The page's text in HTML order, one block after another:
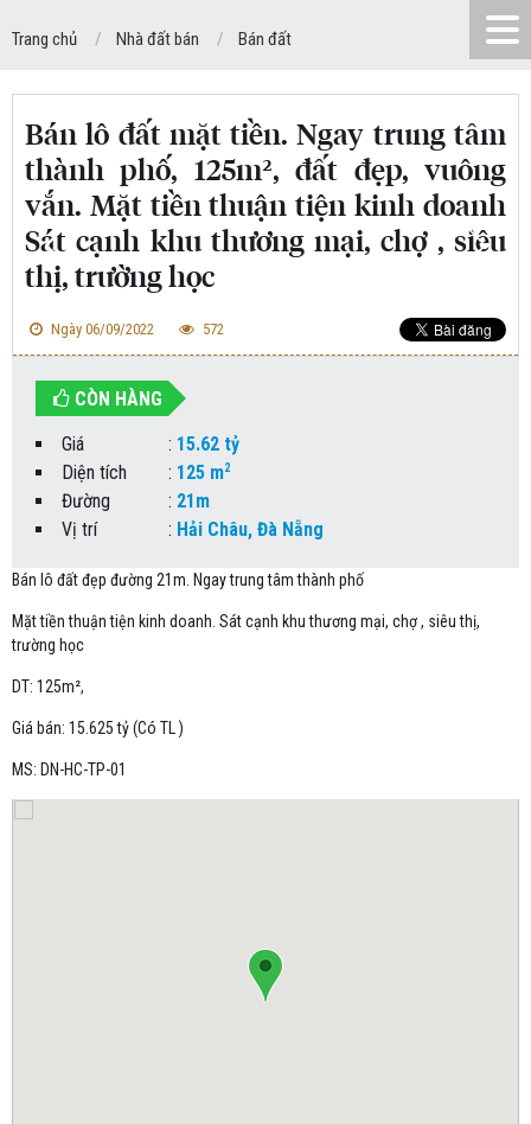
Trang chủ Nhà đất bán Bán đất
Bán lô đất mặt tiền. Ngay trung tâm
thành phố, 125m², đất đẹp, vuông
vắn. Mặt tiền thuận tiện kinh doanh
Sát cạnh khu thương mại, chợ , siêu
thị, trường học
Ngày 06/09/2022 572
CÒN HÀNG
Giá
: 15.62 tỷ
Diện tích
: 125 m2
Đường : 21m
Vị trí
: Hải Châu, Đà Nẵng
Bán lô đất đẹp đường 21m. Ngay trung tâm thành phố
Mặt tiền thuận tiện kinh doanh. Sát cạnh khu thương mại, chợ , siêu thị,
trường học
DT: 125m²,
Giá bán: 15.625 tỷ (Có TL )
MS: DN-HC-TP-01